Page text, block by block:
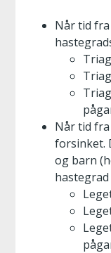
Når tid
Når tid
forsinket.
og barn